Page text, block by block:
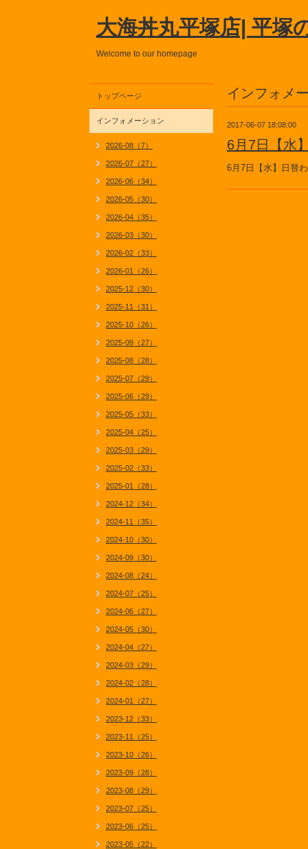
大海丼丸平塚店| 平塚
Welcome to our homepage
インフォメ
2017-06-07 18:08:00
6月7日【水
6月7日【水】日替
トップページ
インフォメーション
2026-08（7）
2026-07（27）
2026-06（34）
2026-05（30）
2026-04（35）
2026-03（30）
2026-02（33）
2026-01（26）
2025-12（30）
2025-11（31）
2025-10（26）
2025-09（27）
2025-08（28）
2025-07（29）
2025-06（29）
2025-05（33）
2025-04（25）
2025-03（29）
2025-02（33）
2025-01（28）
2024-12（34）
2024-11（35）
2024-10（30）
2024-09（30）
2024-08（24）
2024-07（25）
2024-06（27）
2024-05（30）
2024-04（27）
2024-03（29）
2024-02（28）
2024-01（27）
2023-12（33）
2023-11（25）
2023-10（26）
2023-09（28）
2023-08（29）
2023-07（25）
2023-06（25）
2023-05（22）